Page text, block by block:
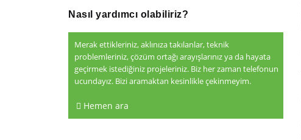
Nasıl yardımcı olabiliriz?
Merak ettikleriniz, aklınıza takılanlar, teknik
problemleriniz, çözüm ortağı arayışlarınız ya da hayata
geçirmek istediğiniz projeleriniz. Biz her zaman telefonun
ucundayız. Bizi aramaktan kesinlikle çekinmeyim.
Hemen ara